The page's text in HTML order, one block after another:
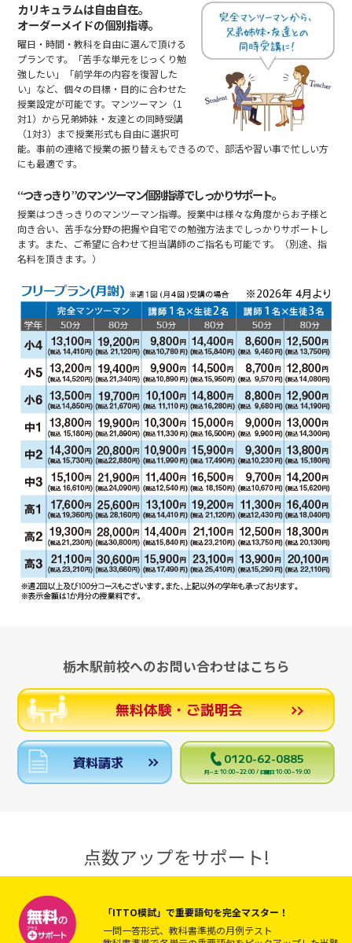
カリキュラムは自由自在。
オーダーメイドの個別指導。
曜日・時間・教科を自由に選んで頂ける
プランです。「苦手な単元をじっくり勉
強したい」「前学年の内容を復習した
い」など、個々の目標・目的に合わせた
授業設定が可能です。マンツーマン（1
対1）から兄弟姉妹・友達との同時受講
（1対3）まで授業形式も自由に選択可
能。事前の連絡で授業の振り替えもできるので、部活や習い事で忙しい方
にも最適です。
“つきっきり”のマンツーマン個別指導でしっかりサポート。
授業はつきっきりのマンツーマン指導。授業中は様々な角度からお子様と
向き合い、苦手な分野の把握や自宅での勉強方法までしっかりサポートし
ます。また、ご希望に合わせて担当講師のご指名も可能です。（別途、指
名料を頂きます。）
栃木駅前校へのお問い合わせはこちら
無料体験・ご説明会
資料請求 0120-62-0885
月～土 10:00～22:00 / 日曜日 10:00～19:00
点数アップをサポート!
「ITTO模試」で重要語句を完全マスター！
一問一答形式、教科書準拠の月例テスト